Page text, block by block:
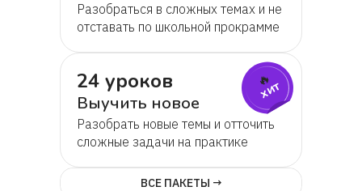
Дарья
Виктория
Мария
Гордей
Разобраться в сложных темах и не
отставать по школьной прокрамме
24 уроков
Выучить новое
Разобрать новые темы и отточить
сложные задачи на практике
🔥
хит
ВСЕ ПАКЕТЫ →